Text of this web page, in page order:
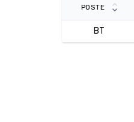
POSTE
BT